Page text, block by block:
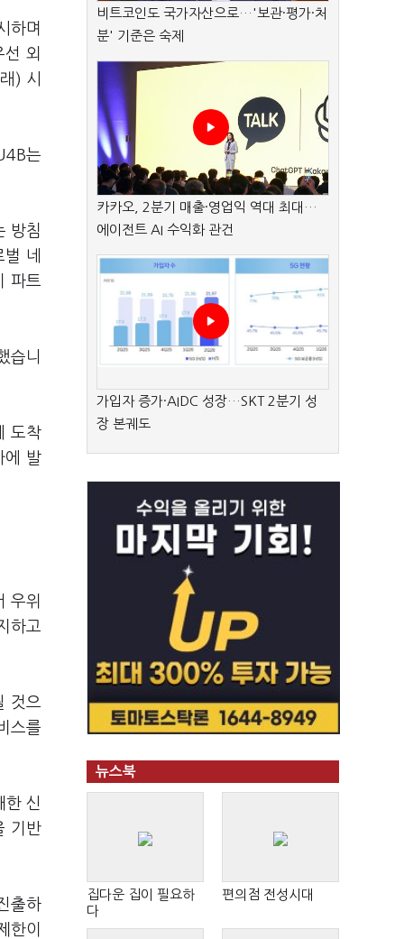
하며
외
) 시
는
방침
네
파트
습니
도착
에 발
우위
하고
것으
스를
한 신
기반
출하
한이
비트코인도 국가자산으로…'보관·평가·처
분' 기준은 숙제
카카오, 2분기 매출·영업익 역대 최대…
에이전트 AI 수익화 관건
가입자 증가·AIDC 성장…SKT 2분기 성
장 본궤도
뉴스북
집다운 집이 필요하
다
편의점 전성시대